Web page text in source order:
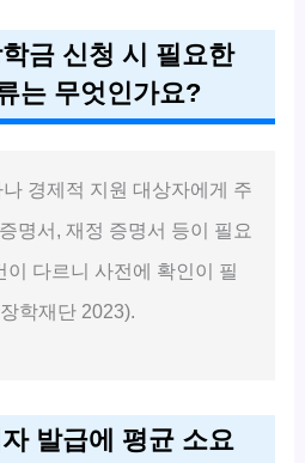
금 신청 시 필요한
는 무엇인가요?
경제적 지원 대상자에게 주
명서, 재정 증명서 등이 필요
이 다르니 사전에 확인이 필
학재단 2023).
발급에 평균 소요